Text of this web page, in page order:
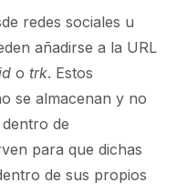
redes sociales u
añadirse a la URL
o trk. Estos
se almacenan y no
de
para que dichas
de sus propios